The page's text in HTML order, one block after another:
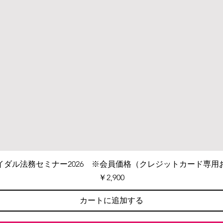
ダル法務セミナー2026 ※会員価格（クレジットカード専用
価格
￥2,900
カートに追加する